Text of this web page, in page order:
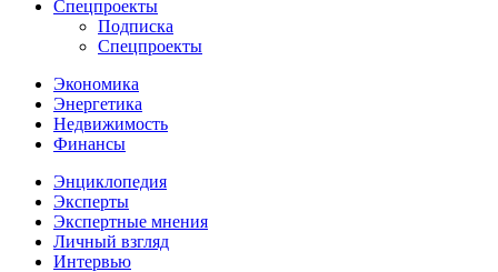
Спецпроекты
Подписка
Спецпроекты
Экономика
Энергетика
Недвижимость
Финансы
Энциклопедия
Эксперты
Экспертные мнения
Личный взгляд
Интервью